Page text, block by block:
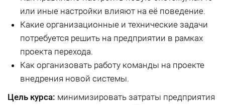
или иные настройки влияют на её поведение.
Какие организационные и технические задачи
потребуется решить на предприятии в рамках
проекта перехода.
Как организовать работу команды на проекте
внедрения новой системы.
Цель курса: минимизировать затраты предприятия